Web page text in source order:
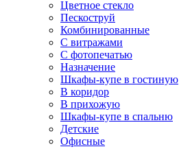
Цветное стекло
Пескоструй
Комбинированные
С витражами
С фотопечатью
Назначение
Шкафы-купе в гостиную
В коридор
В прихожую
Шкафы-купе в спальню
Детские
Офисные